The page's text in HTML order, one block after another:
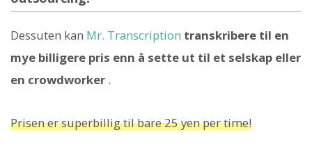
Dessuten kan Mr. Transcription transkribere til en
mye billigere pris enn å sette ut til et selskap eller
en crowdworker .
Prisen er superbillig til bare 25 yen per time!